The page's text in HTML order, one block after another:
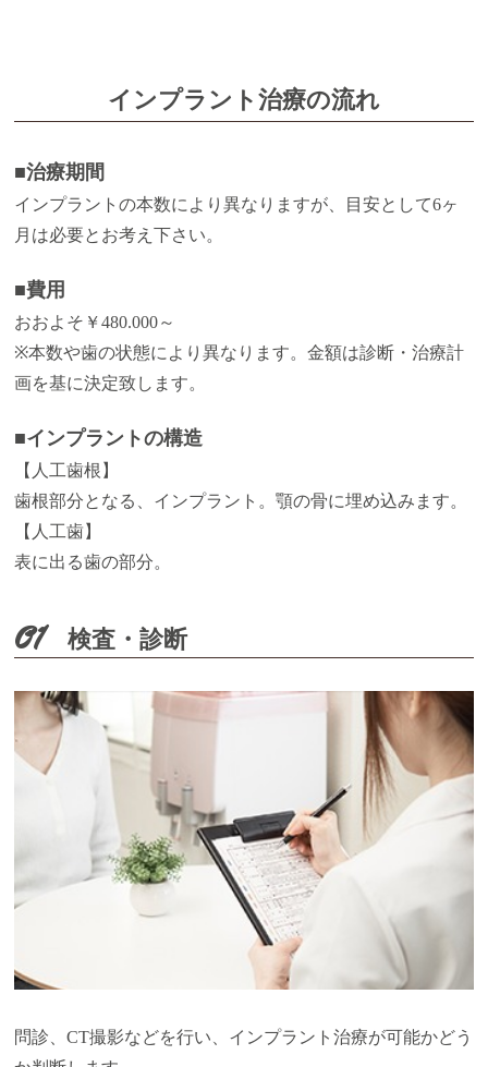
インプラント治療の流れ
■治療期間
インプラントの本数により異なりますが、目安として6ヶ
月は必要とお考え下さい。
■費用
おおよそ￥480.000～
※本数や歯の状態により異なります。金額は診断・治療計
画を基に決定致します。
■インプラントの構造
【人工歯根】
歯根部分となる、インプラント。顎の骨に埋め込みます。
【人工歯】
表に出る歯の部分。
01 検査・診断
問診、CT撮影などを行い、インプラント治療が可能かどう